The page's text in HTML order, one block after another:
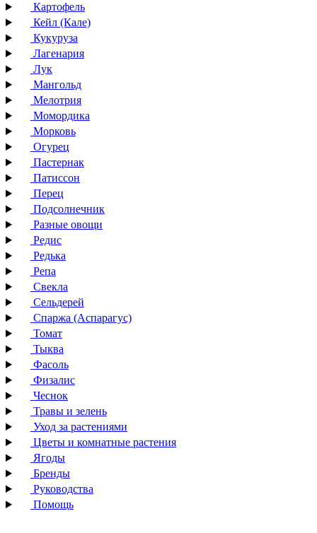
Картофель
Кейл (Кале)
Кукуруза
Лагенария
Лук
Мангольд
Мелотрия
Момордика
Морковь
Огурец
Пастернак
Патиссон
Перец
Подсолнечник
Разные овощи
Редис
Редька
Репа
Свекла
Сельдерей
Спаржа (Аспарагус)
Томат
Тыква
Фасоль
Физалис
Чеснок
Травы и зелень
Уход за растениями
Цветы и комнатные растения
Ягоды
Бренды
Руководства
Помощь